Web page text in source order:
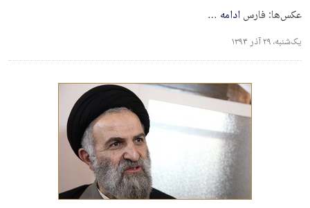
عکس‌ها: فارسادامه …
یک‌شنبه، ۲۹ آذر ۱۳۹۴